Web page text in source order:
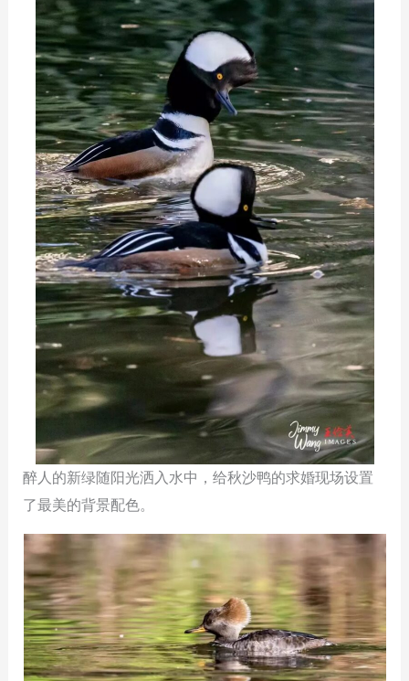
醉人的新绿随阳光洒入水中，给秋沙鸭的求婚现场设置
了最美的背景配色。